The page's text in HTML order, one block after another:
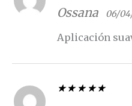
5de 5
Ossana 06/
Aplicación